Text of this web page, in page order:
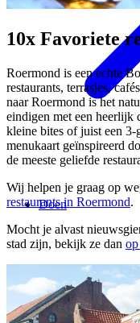
Doen
10x Favoriete
Roermond is een echte
restaurants, terrasjes,
naar Roermond is het
eindigen met een heerlijk
kleine bites of juist een 3-
menukaart geïnspireerd
de meeste geliefde
Wij helpen je graag op
restaurants in Roermond.
Mocht je alvast
stad zijn, bekijk ze dan